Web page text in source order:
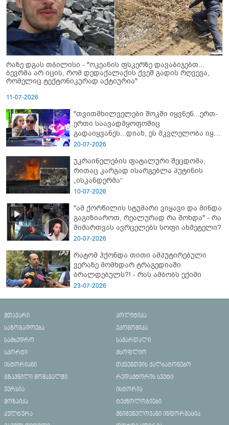
რაზე დგას თბილისი - "ოკეანის ფსკერზე დავაბიჯებთ...
ბევრმა არ იცის, რომ დედაქალაქის ქვეშ გადის რღვევა,
რომელიც ტექტონიკურად აქტიურია"
11-07-2026
"თვითმხილველები შოკში იყვნენ...ერთ-
ერთი საავადმყოფოშიც
გადაიყვანეს...დიახ, ეს მკვლელობა იყო"
- გორში დატრიალებული ტრაგედიის
20-07-2026
უკრაინელების ფატალური შეცდომა,
რითაც კარგად ისარგებლა პუტინის
„ისკანდერმა“
10-07-2026
"ამ ქორწილის სტუმარი ვიყავი და მინდა
გაგიზიაროთ, რეალურად რა მოხდა" - რა
მიმართვას ავრცელებს სოფი ახმეტელი?
20-07-2026
რატომ ჰქონდა თითი ამპუტირებული
ვერაზე მომხდარ ტრაგედიაში
ბრალდებულს?! - რას ამბობს ექიმი
23-07-2026
მთავარი
პოლიტიკა
საზოგადოება
ეკონომიკა
სამხედრო
სამართალი
სპორტი
მსოფლიო
ისტორიანი
თქვენთვის ქალბატონებო
გზავნილი მომავალში
რედაქტორის სვეტი
ვერსია
ისტორია
მოზაიკა
ტექნოლოგიები
კულტურა
მნიშვნელოვანი ინფორმაცია